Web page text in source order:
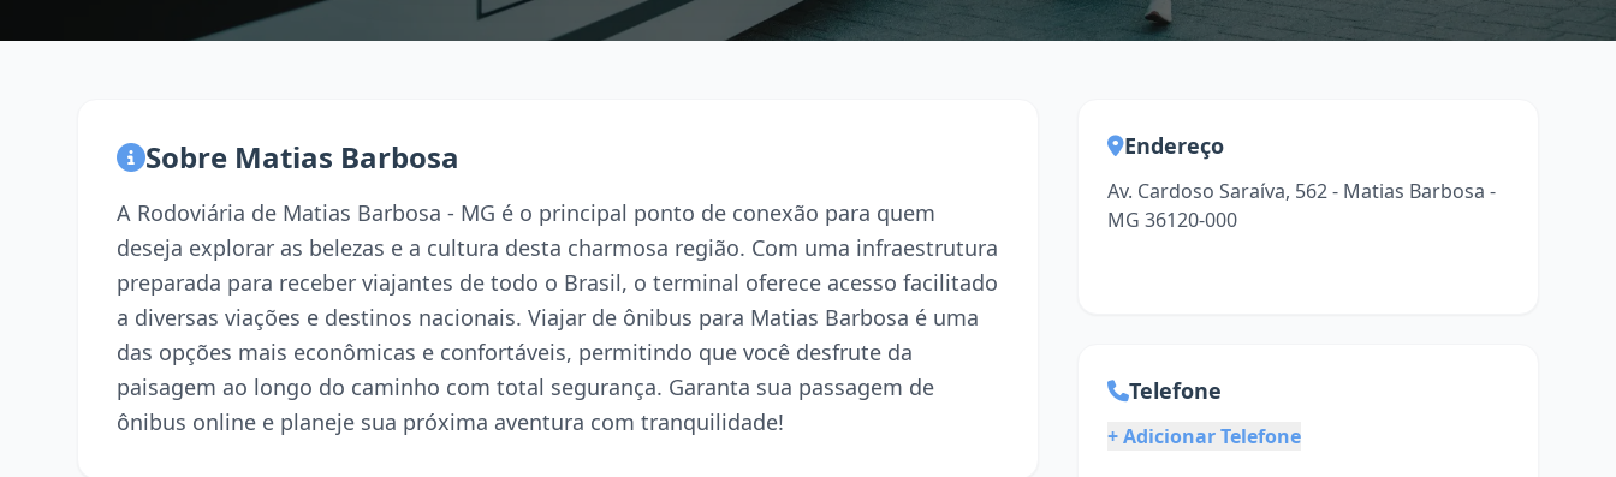
Sobre Matias Barbosa
A Rodoviária de Matias Barbosa - MG é o principal ponto de conexão para quem
deseja explorar as belezas e a cultura desta charmosa região. Com uma infraestrutura
preparada para receber viajantes de todo o Brasil, o terminal oferece acesso facilitado
a diversas viações e destinos nacionais. Viajar de ônibus para Matias Barbosa é uma
das opções mais econômicas e confortáveis, permitindo que você desfrute da
paisagem ao longo do caminho com total segurança. Garanta sua passagem de
ônibus online e planeje sua próxima aventura com tranquilidade!
Endereço
Av. Cardoso Saraíva, 562 - Matias Barbosa -
MG 36120-000
Telefone
+ Adicionar Telefone